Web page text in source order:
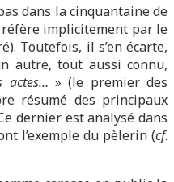
dans la cinquantaine de
réfère implicitement par le
Toutefois, il s’en écarte,
autre, tout aussi connu,
actes… » (le premier des
résumé des principaux
dernier est analysé dans
l’exemple du pèlerin (cf.